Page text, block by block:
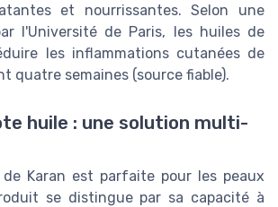
et nourrissantes. Selon une
l'Université de Paris, les huiles de
les inflammations cutanées de
quatre semaines (source fiable).
huile : une solution multi-
de Karan est parfaite pour les peaux
se distingue par sa capacité à